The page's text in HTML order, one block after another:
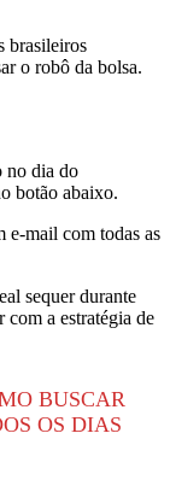
brasileiros
o robô da bolsa.
no dia do
botão abaixo.
e-mail com todas as
sequer durante
com a estratégia de
BUSCAR
OS DIAS